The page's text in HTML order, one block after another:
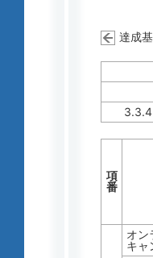
達成
3.3.4
項
番
オン
キャ